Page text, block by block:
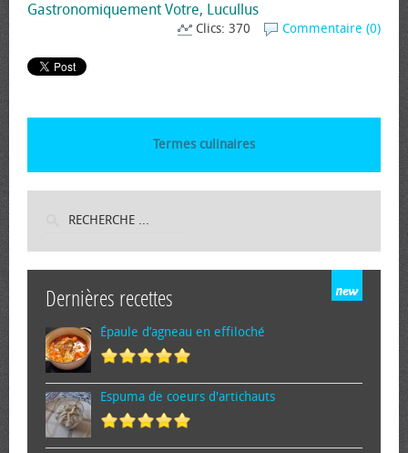
Gastronomiquement Votre, Lucullus
Commentaire (0)
Clics: 370
Termes culinaires
Dernières recettes
Épaule d’agneau en effiloché
Espuma de cœurs d'artichauts